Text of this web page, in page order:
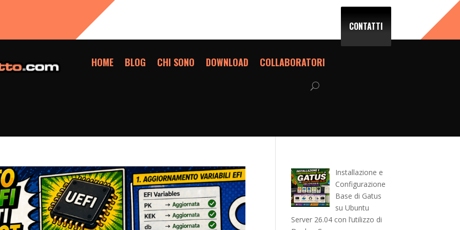
HOME BLOG CHI SONO DOWNLOAD COLLABORATORI
CONTATTI
Installazione e
Configurazione
Base di Gatus
su Ubuntu
Server 26.04 con l’utilizzo di